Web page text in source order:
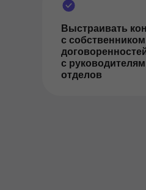
Выстраивать
с
с
отделов